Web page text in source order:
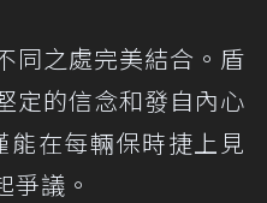
同之處完美結合。盾
定的信念和發自內心
在每輛保時捷上見
議。